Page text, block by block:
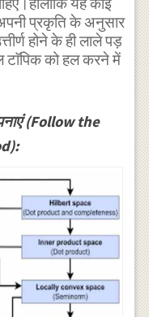
प्रकृति के अनुसार
होने के ही लाले पड़
टाॅपिक को हल करने में
(Follow the